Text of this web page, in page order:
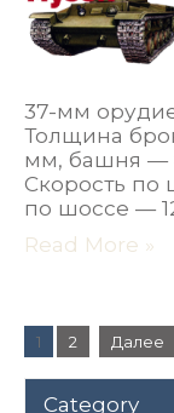
37-мм
Толщина
мм, башня —
Скорость по
по шоссе —
Read More »
1 2 Далее
Category